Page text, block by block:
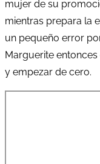
mujer de su
mientras prepara la
un pequeño error
Marguerite
y empezar de cero.